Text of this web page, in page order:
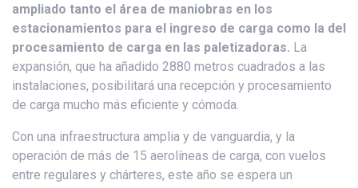
ampliado tanto el área de maniobras en los
estacionamientos para el ingreso de carga como la del
procesamiento de carga en las paletizadoras. La
expansión, que ha añadido 2880 metros cuadrados a las
instalaciones, posibilitará una recepción y procesamiento
de carga mucho más eficiente y cómoda.
Con una infraestructura amplia y de vanguardia, y la
operación de más de 15 aerolíneas de carga, con vuelos
entre regulares y chárteres, este año se espera un